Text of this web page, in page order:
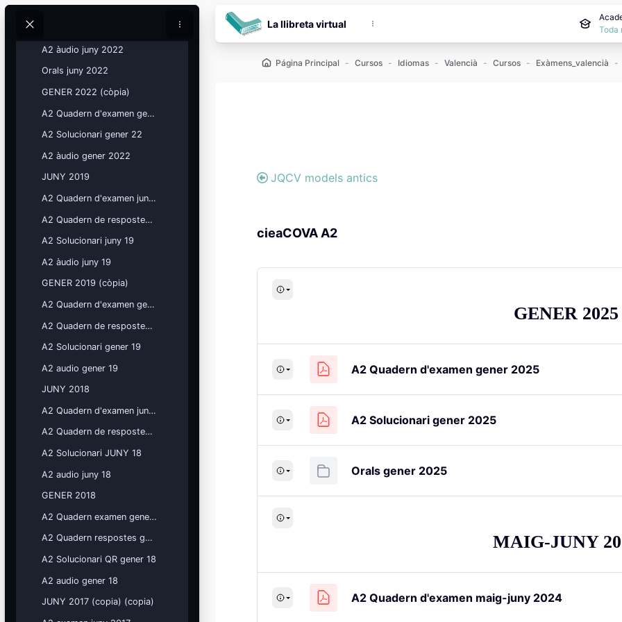
Buscar
BloquesCalendario
académico
Festivos, vacaciones y fechas
Mis cursos
¡Nos GUSTA lo que hacemos y se
NOTA!
Bloques
A2 Quadern d'examen juny 2022
A2 àudio juny 2022
Orals juny 2022
GENER 2022 (còpia)
A2 Quadern d'examen gener 22
A2 Solucionari gener 22
A2 àudio gener 2022
JUNY 2019
A2 Quadern d'examen juny 19
A2 Quadern de respostes juny 19
A2 Solucionari juny 19
A2 àudio juny 19
GENER 2019 (còpia)
A2 Quadern d'examen gener 19
A2 Quadern de respostes gener 19
A2 Solucionari gener 19
A2 audio gener 19
JUNY 2018
A2 Quadern d'examen juny 18
A2 Quadern de respostes juny 18
A2 Solucionari JUNY 18
A2 audio juny 18
GENER 2018
A2 Quadern examen gener 18
A2 Quadern respostes gener 18
A2 Solucionari QR gener 18
A2 audio gener 18
JUNY 2017 (copia) (copia)
La llibreta virtual
Toda
Página Principal Cursos Idiomas Valencià Cursos Exàmens_valencià
JQCV models antics
cieaCOVA A2
GENER 2025
A2 Quadern d'examen gener 2025
A2 Solucionari gener 2025
Orals gener 2025
MAIG-JUNY
A2 Quadern d'examen maig-juny 2024